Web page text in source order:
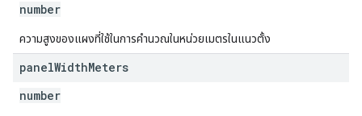
number
ความสูงของแผงที่ใช้ในการคำนวณในหน่วยเมตรในแนวตั้ง
panelWidthMeters
number